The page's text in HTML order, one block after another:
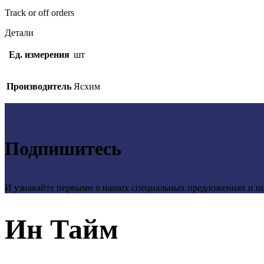
Track or off orders
Детали
Ед. измерения шт
Производитель Ясхим
Подпишитесь
И узнавайте первыми о наших специальных предложениях и
Ин Тайм